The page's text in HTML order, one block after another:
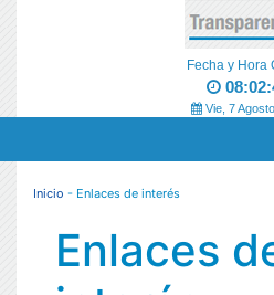
Fecha y Hora
Vie, 7
MENÚ RESPONSIVE
Inicio - Enlaces de interés
Enlaces